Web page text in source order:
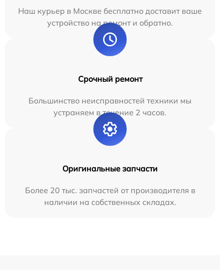
Наш курьер в Москве бесплатно доставит ваше
устройство на ремонт и обратно.
Срочный ремонт
Большинство неисправностей техники мы
устраняем в течение 2 часов.
Оригинальные запчасти
Более 20 тыс. запчастей от производителя в
наличии на собственных складах.